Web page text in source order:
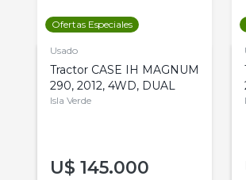
Ofertas Especiales
Usado
Tractor CASE IH MAGNUM
290, 2012, 4WD, DUAL
Isla Verde
U$ 145.000